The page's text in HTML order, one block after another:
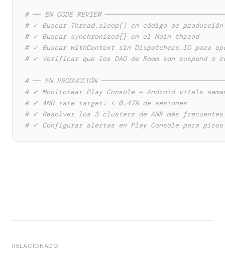
# ── EN CODE REVIEW
# ✓ Buscar Thread.sleep() en código de producción
# ✓ Buscar synchronized{} en el Main thread
# ✓ Buscar withContext sin Dispatchers.IO para
# ✓ Verificar que los DAO de Room son suspend o
# ── EN PRODUCCIÓN
# ✓ Monitorear Play Console → Android vitals
# ✓ ANR rate target: < 0.47% de sesiones
# ✓ Resolver los 3 clusters de ANR más
# ✓ Configurar alertas en Play Console para picos
RELACIONADO